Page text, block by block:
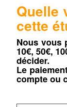
Quelle
cette
Nous vous
10€, 50€,
décider.
Le
compte ou